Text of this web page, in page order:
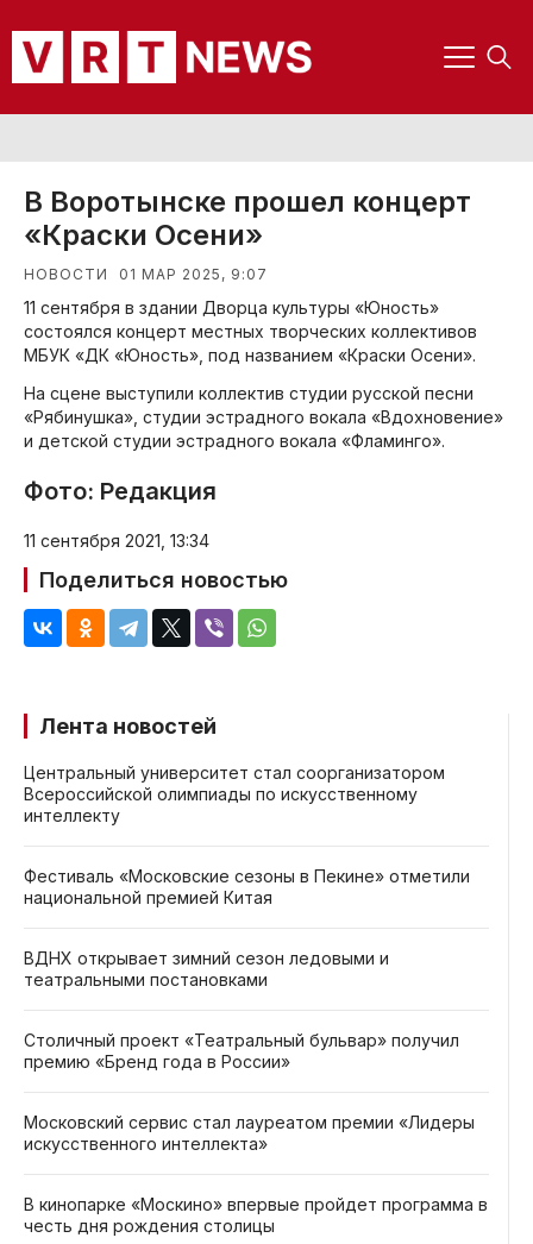
Лента новостей
Центральный университет стал соорганизатором
Всероссийской олимпиады по искусственному
интеллекту
Фестиваль «Московские сезоны в Пекине» отметили
национальной премией Китая
ВДНХ открывает зимний сезон ледовыми и
театральными постановками
Столичный проект «Театральный бульвар» получил
премию «Бренд года в России»
Московский сервис стал лауреатом премии «Лидеры
искусственного интеллекта»
В кинопарке «Москино» впервые пройдет программа в
честь дня рождения столицы
В Воротынске прошел концерт
«Краски Осени»
НОВОСТИ 01 МАР 2025, 9:07
11 сентября в здании Дворца культуры «Юность»
состоялся концерт местных творческих коллективов
МБУК «ДК «Юность», под названием «Краски Осени».
На сцене выступили коллектив студии русской песни
«Рябинушка», студии эстрадного вокала «Вдохновение»
и детской студии эстрадного вокала «Фламинго».
Фото: Редакция
11 сентября 2021, 13:34
Поделиться новостью